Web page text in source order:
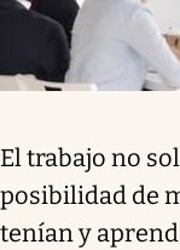
El trabajo no
posibilidad de
tenían y